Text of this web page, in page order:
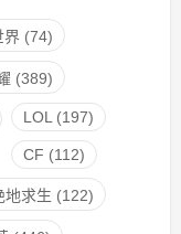
界(74)
(389)
LOL (197)
CF (112)
地求生 (122)